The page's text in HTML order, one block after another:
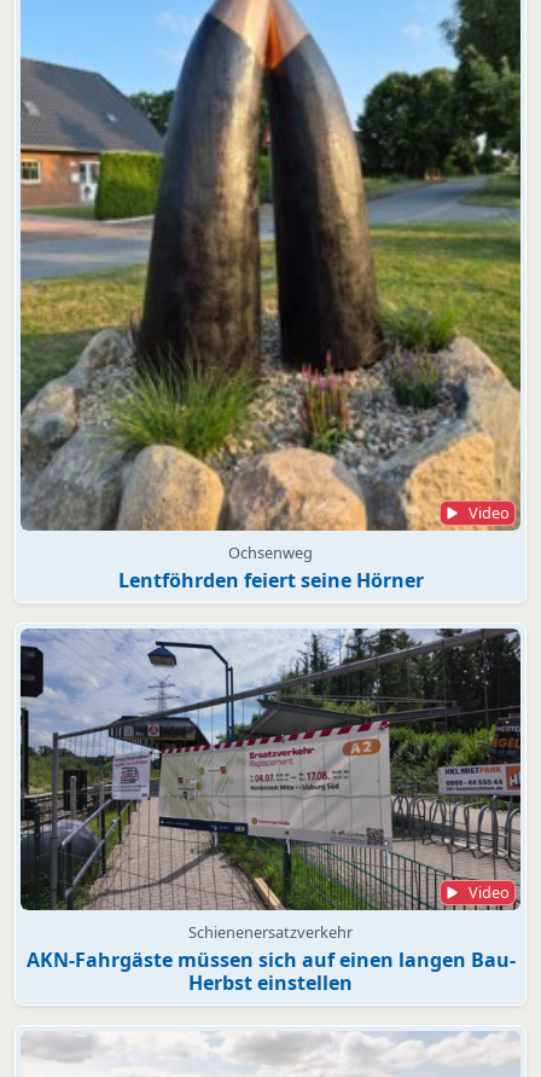
Video
Ochsenweg
Lentföhrden feiert seine Hörner
Video
Schienenersatzverkehr
AKN-Fahrgäste müssen sich auf einen langen Bau-
Herbst einstellen